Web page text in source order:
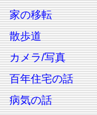
家の移転
散歩道
カメラ/写真
百年住宅の話
病気の話